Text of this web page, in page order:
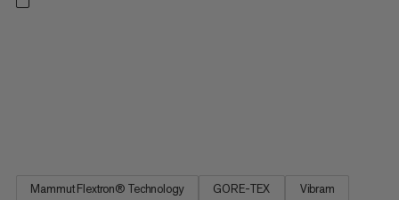
Mammut Flextron® Technology GORE-TEX
Vibram